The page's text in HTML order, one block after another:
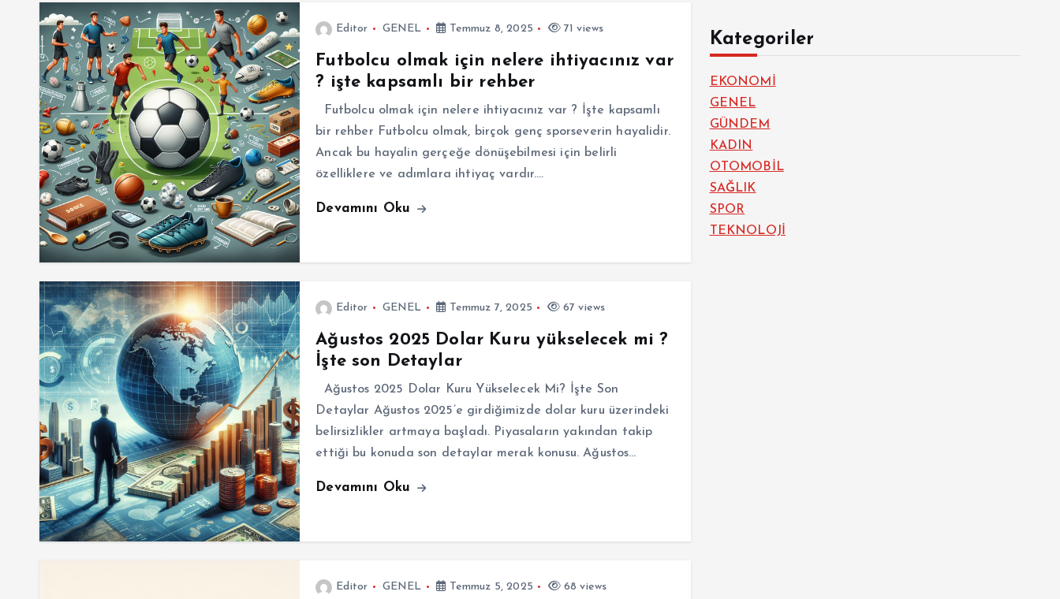
Editor GENEL Temmuz 8, 2025 71 views
Futbolcu olmak için nelere ihtiyacınız var
? işte kapsamlı bir rehber
Futbolcu olmak için nelere ihtiyacınız var ? İşte kapsamlı
bir rehber Futbolcu olmak, birçok genç sporseverin hayalidir.
Ancak bu hayalin gerçeğe dönüşebilmesi için belirli
özelliklere ve adımlara ihtiyaç vardır.…
Devamını Oku
Editor GENEL Temmuz 7, 2025 67 views
Ağustos 2025 Dolar Kuru yükselecek mi ?
İşte son Detaylar
Ağustos 2025 Dolar Kuru Yükselecek Mi? İşte Son
Detaylar Ağustos 2025’e girdiğimizde dolar kuru üzerindeki
belirsizlikler artmaya başladı. Piyasaların yakından takip
ettiği bu konuda son detaylar merak konusu. Ağustos…
Devamını Oku
Editor GENEL Temmuz 5, 2025 68 views
Kategoriler
EKONOMİ
GENEL
GÜNDEM
KADIN
OTOMOBİL
SAĞLIK
SPOR
TEKNOLOJİ